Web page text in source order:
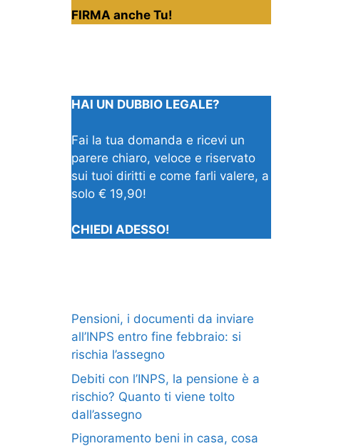
FIRMA anche Tu!
HAI UN DUBBIO LEGALE?
Fai la tua domanda e ricevi un
parere chiaro, veloce e riservato
sui tuoi diritti e come farli valere, a
solo € 19,90!
CHIEDI ADESSO!
Pensioni, i documenti da inviare
all’INPS entro fine febbraio: si
rischia l’assegno
Debiti con l’INPS, la pensione è a
rischio? Quanto ti viene tolto
dall’assegno
Pignoramento beni in casa, cosa